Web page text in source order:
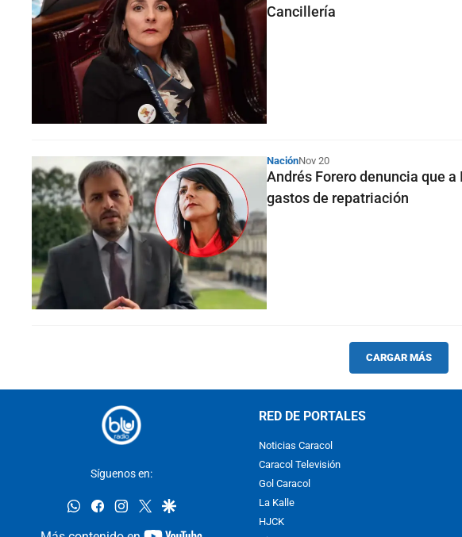
Cancillería
NaciónNov 20
Andrés Forero denuncia que
gastos de repatriación
CARGAR MÁS
Síguenos en:
whatsappfacebookinstagram
twittergoogle
RED DE PORTALES
Noticias Caracol
Caracol Televisión
Gol Caracol
La Kalle
HJCK